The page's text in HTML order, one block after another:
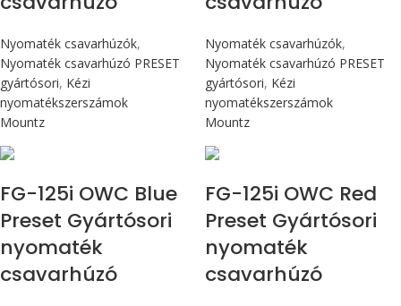
Nyomaték csavarhúzók,
Nyomaték csavarhúzó PRESET
gyártósori, Kézi
nyomatékszerszámok
Mountz
Nyomaték csavarhúzók,
Nyomaték csavarhúzó PRESET
gyártósori, Kézi
nyomatékszerszámok
Mountz
FG-125i OWC Blue
Preset Gyártósori
nyomaték
csavarhúzó
FG-125i OWC Red
Preset Gyártósori
nyomaték
csavarhúzó